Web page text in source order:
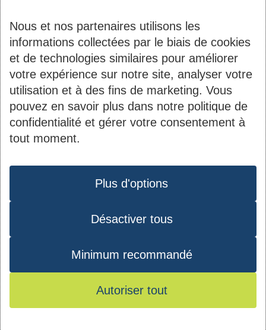
Nous et nos partenaires utilisons les
informations collectées par le biais de cookies
et de technologies similaires pour améliorer
votre expérience sur notre site, analyser votre
utilisation et à des fins de marketing. Vous
pouvez en savoir plus dans notre politique de
confidentialité et gérer votre consentement à
tout moment.
Plus d'options
Désactiver tous
Minimum recommandé
Autoriser tout
Informations
du
pied
de
page
Matricule : 1919 2200
RCS : B 40971
Contact
L-1852 Luxembourg
Tél. :44 82 92-1
Instagram
YoutubeFacebook
Mentions
légales
Plan du site-Protection des données-